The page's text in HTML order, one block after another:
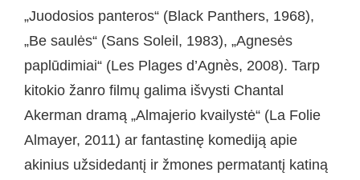
„Juodosios panteros“ (Black Panthers, 1968),
„Be saulės“ (Sans Soleil, 1983), „Agnesės
paplūdimiai“ (Les Plages d’Agnès, 2008). Tarp
kitokio žanro filmų galima išvysti Chantal
Akerman dramą „Almajerio kvailystė“ (La Folie
Almayer, 2011) ar fantastinę komediją apie
akinius užsidedantį ir žmones permatantį katiną